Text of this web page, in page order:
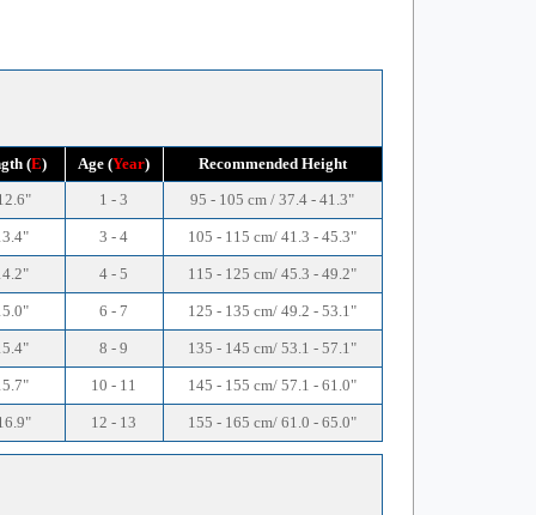
(E) Age (Year)
Recommended Height
1 - 3 95 - 105 cm / 37.4 - 41.3"
3 - 4 105 - 115 cm/ 41.3 - 45.3"
4 - 5 115 - 125 cm/ 45.3 - 49.2"
6 - 7 125 - 135 cm/ 49.2 - 53.1"
8 - 9 135 - 145 cm/ 53.1 - 57.1"
10 - 11 145 - 155 cm/ 57.1 - 61.0"
12 - 13 155 - 165 cm/ 61.0 - 65.0"